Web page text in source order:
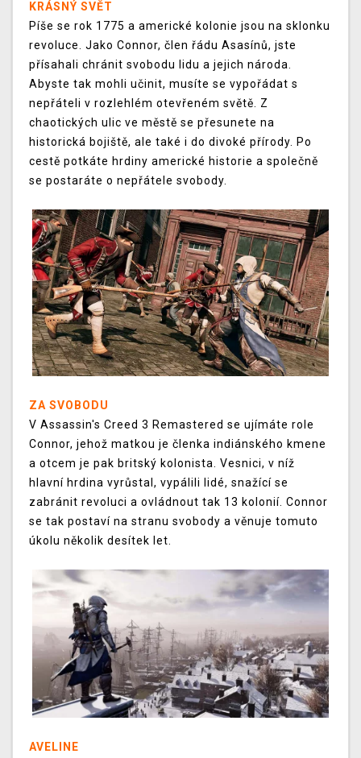
KRÁSNÝ SVĚT
Píše se rok 1775 a americké kolonie jsou na sklonku
revoluce. Jako Connor, člen řádu Asasínů, jste
přísahali chránit svobodu lidu a jejich národa.
Abyste tak mohli učinit, musíte se vypořádat s
nepřáteli v rozlehlém otevřeném světě. Z
chaotických ulic ve městě se přesunete na
historická bojiště, ale také i do divoké přírody. Po
cestě potkáte hrdiny americké historie a společně
se postaráte o nepřátele svobody.
ZA SVOBODU
V Assassin's Creed 3 Remastered se ujímáte role
Connor, jehož matkou je členka indiánského kmene
a otcem je pak britský kolonista. Vesnici, v níž
hlavní hrdina vyrůstal, vypálili lidé, snažící se
zabránit revoluci a ovládnout tak 13 kolonií. Connor
se tak postaví na stranu svobody a věnuje tomuto
úkolu několik desítek let.
AVELINE